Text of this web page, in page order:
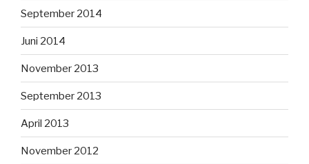
September 2014
Juni 2014
November 2013
September 2013
April 2013
November 2012